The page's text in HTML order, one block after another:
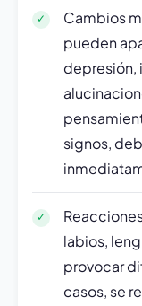
Cambios
pueden
depresión,
signos,
labios,
provocar
casos, se